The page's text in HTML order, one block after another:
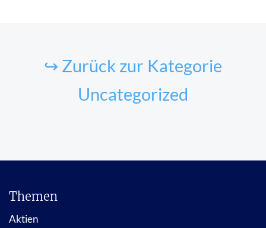
↪ Zurück zur Kategorie
Uncategorized
Themen
Aktien